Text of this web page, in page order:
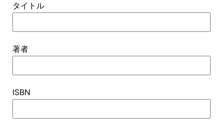
タイトル
著者
ISBN